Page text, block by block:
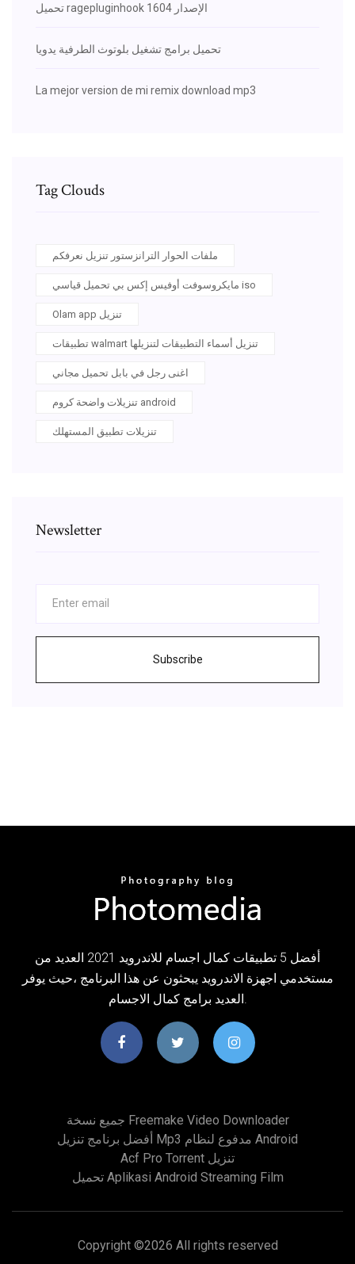
تحميل ragepluginhook الإصدار 1604
تحميل برامج تشغيل بلوتوث الطرفية يدويا
La mejor version de mi remix download mp3
Tag Clouds
ملفات الحوار الترانزستور تنزيل نعرفكم
مايكروسوفت أوفيس إكس بي تحميل قياسي iso
Olam app تنزيل
تطبيقات walmart تنزيل أسماء التطبيقات لتنزيلها
اغنى رجل في بابل تحميل مجاني
تنزيلات واضحة كروم android
تنزيلات تطبيق المستهلك
Newsletter
Subscribe
أفضل 5 تطبيقات كمال اجسام للاندرويد 2021 العديد من
مستخدمي اجهزة الاندرويد يبحثون عن هذا البرنامج ،حيث يوفر
جميع نسخة Freemake Video Downloader
أفضل برنامج تنزيل Mp3 مدفوع لنظام Android
Acf Pro Torrent تنزيل
تحميل Aplikasi Android Streaming Film
Copyright ©2026 All rights reserved